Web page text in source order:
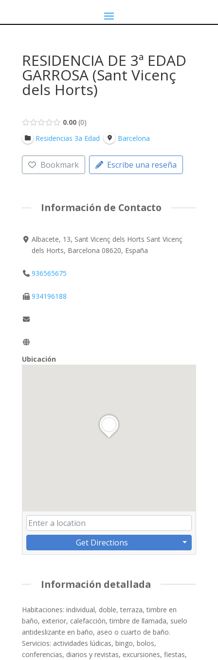
RESIDENCIA DE 3ª EDAD
GARROSA (Sant Vicenç
dels Horts)
0.00 0
Residencias 3a Edad
Barcelona
Bookmark Escribe una reseña
Información de Contacto
Albacete, 13, Sant Vicenç dels Horts Sant Vicenç
dels Horts, Barcelona 08620, España
936565675
934196188
Ubicación
Get Directions
Información detallada
Habitaciones: individual, doble, terraza, timbre en
baño, exterior, calefacción, timbre de llamada, suelo
antideslizante en baño, aseo o cuarto de baño.
Servicios: actividades lúdicas, bingo, bolos,
conferencias, diarios y revistas, excursiones, fiestas,